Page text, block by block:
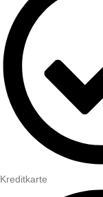
Kreditkarte